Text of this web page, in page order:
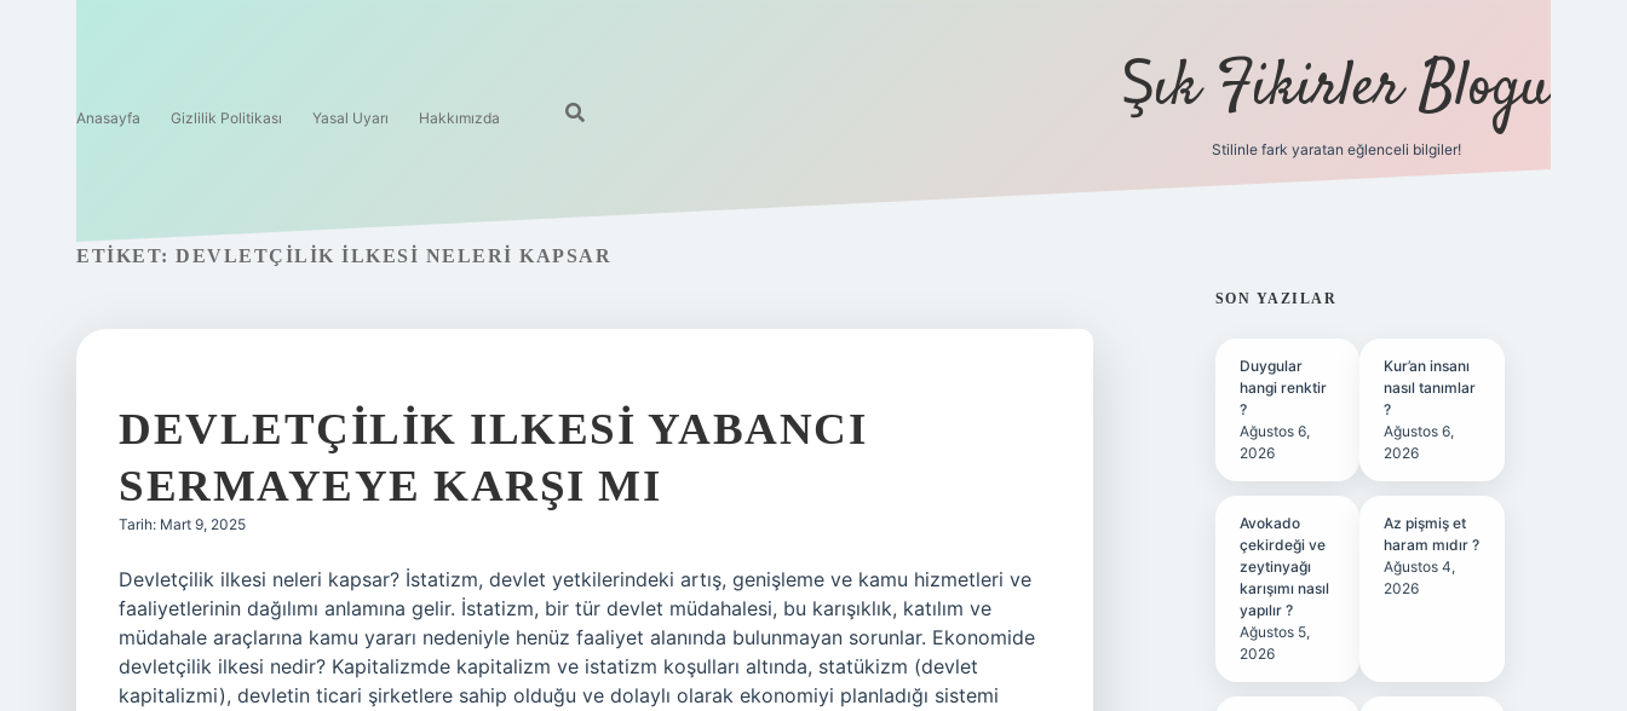
Anasayfa Gizlilik Politikası Yasal Uyarı Hakkımızda Şık Fikirler Blogu
Stilinle fark yaratan eğlenceli bilgiler!
ETIKET: DEVLETÇILIK ILKESI NELERI KAPSAR
DEVLETÇILIK ILKESI YABANCI
SERMAYEYE KARŞI MI
Tarih: Mart 9, 2025
Devletçilik ilkesi neleri kapsar? İstatizm, devlet yetkilerindeki artış, genişleme ve kamu hizmetleri ve
faaliyetlerinin dağılımı anlamına gelir. İstatizm, bir tür devlet müdahalesi, bu karışıklık, katılım ve
müdahale araçlarına kamu yararı nedeniyle henüz faaliyet alanında bulunmayan sorunlar. Ekonomide
devletçilik ilkesi nedir? Kapitalizmde kapitalizm ve istatizm koşulları altında, statükizm (devlet
kapitalizmi), devletin ticari şirketlere sahip olduğu ve dolaylı olarak ekonomiyi planladığı sistemi
SIDEBAR
SON YAZILAR
Duygular
hangi renktir
?
Ağustos 6,
2026
Kur’an insanı
nasıl tanımlar
?
Ağustos 6,
2026
Avokado
çekirdeği ve
zeytinyağı
karışımı nasıl
yapılır ?
Ağustos 5,
2026
Az pişmiş et
haram mıdır ?
Ağustos 4,
2026